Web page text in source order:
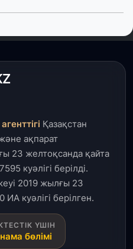
су құбыры,
аурухана,
ең
айналды
кәсіпкерлер мен
өз ұсыныстарын
Қазақстан
ақпарат
23 желтоқсанда қайта
куәлігі берілді.
2019 жылғы 23
ИА куәлігі берілген.
ҮШІН
бөлімі